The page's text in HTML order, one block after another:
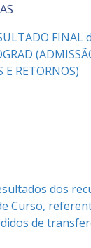
FINAL
E RETORNOS)
dos
Curso,
de